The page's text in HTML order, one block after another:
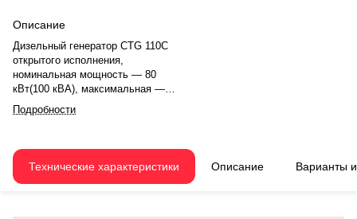
Описание
Дизельный генератор CTG 110C
открытого исполнения,
номинальная мощность — 80
кВт(100 кВА), максимальная —
88 кВт (110 кВА). Двигатель
Cummins 4BT3.9-G13, рядное,
регулятором оборотов. Объём
двигателя — 3.9 л. Система
Подробности
Технические характеристики Описание Варианты